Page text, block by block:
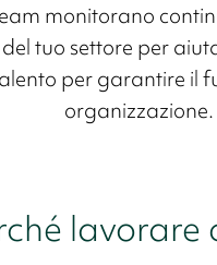
monitorano
tuo settore per
per garantire il
organizzazione.
lavorare